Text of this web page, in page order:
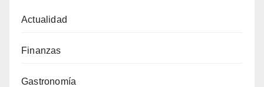
Actualidad
Finanzas
Gastronomía